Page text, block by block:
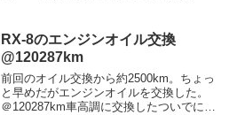
と言っても最近ほとんど乗れてないし、
基本的には車高を上...
RX-8のエンジンオイル交換
@120287km
前回のオイル交換から約2500km。ちょっ
と早めだがエンジンオイルを交換した。
＠120287km車高調に交換したついでに作